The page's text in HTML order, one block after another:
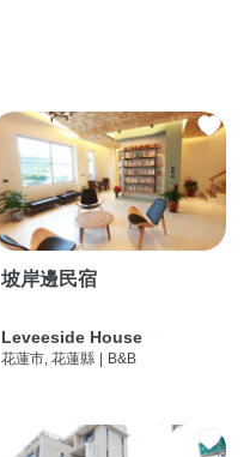
坡岸邊民宿
Leveeside House
花蓮市, 花蓮縣 B&B